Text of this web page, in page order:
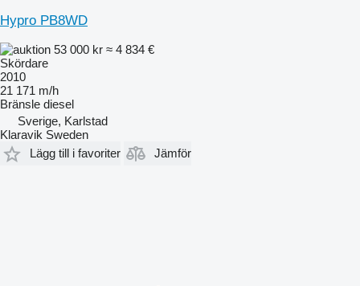
Hypro PB8WD
53 000 kr ≈ 4 834 €
Skördare
2010
21 171 m/h
Bränsle diesel
Sverige, Karlstad
Klaravik Sweden
Lägg till i favoriter
Jämför